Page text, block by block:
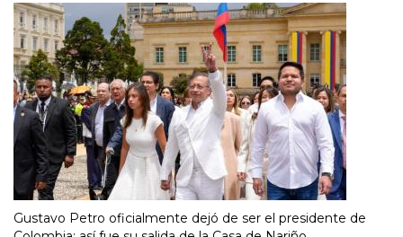
Gustavo Petro oficialmente dejó de ser el presidente de